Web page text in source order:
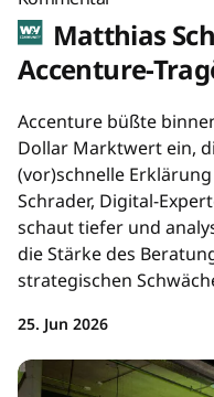
Matthias
Accenture-
Accenture büßte
Dollar Marktwert ein,
(vor)schnelle
Schrader, Digital-
schaut tiefer und
die Stärke des
strategischen
25. Jun 2026